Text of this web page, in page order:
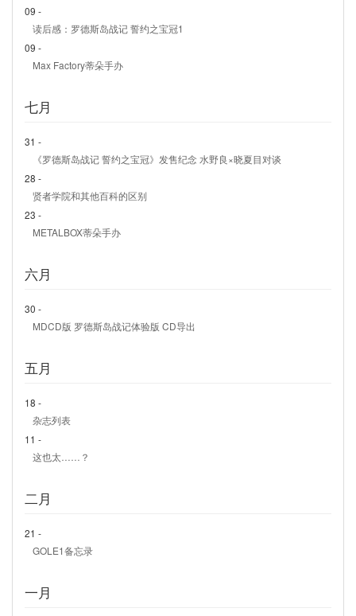
09 -
读后感：罗德斯岛战记 誓约之宝冠1
09 -
Max Factory蒂朵手办
七月
31 -
《罗德斯岛战记 誓约之宝冠》发售纪念 水野良×晓夏目对谈
28 -
贤者学院和其他百科的区别
23 -
METALBOX蒂朵手办
六月
30 -
MDCD版 罗德斯岛战记体验版 CD导出
五月
18 -
杂志列表
11 -
这也太……？
二月
21 -
GOLE1备忘录
一月